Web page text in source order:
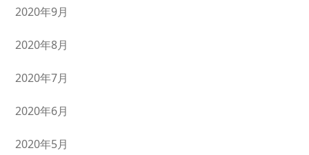
2020年9月
2020年8月
2020年7月
2020年6月
2020年5月